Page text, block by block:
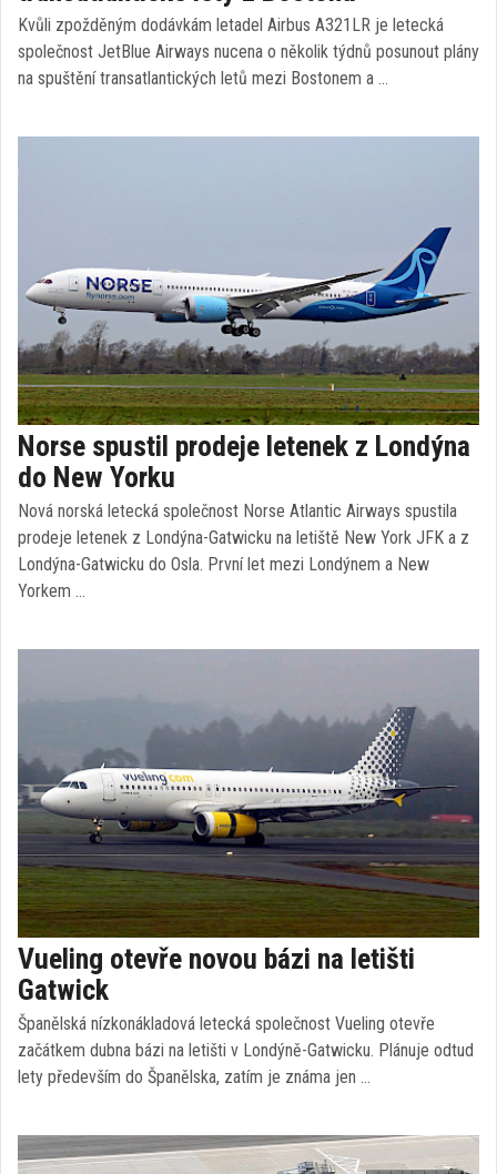
Kvůli zpožděným dodávkám letadel Airbus A321LR je letecká
společnost JetBlue Airways nucena o několik týdnů posunout plány
na spuštění transatlantických letů mezi Bostonem a …
Norse spustil prodeje letenek z Londýna
do New Yorku
Nová norská letecká společnost Norse Atlantic Airways spustila
prodeje letenek z Londýna-Gatwicku na letiště New York JFK a z
Londýna-Gatwicku do Osla. První let mezi Londýnem a New
Yorkem …
Vueling otevře novou bázi na letišti
Gatwick
Španělská nízkonákladová letecká společnost Vueling otevře
začátkem dubna bázi na letišti v Londýně-Gatwicku. Plánuje odtud
lety především do Španělska, zatím je známa jen …